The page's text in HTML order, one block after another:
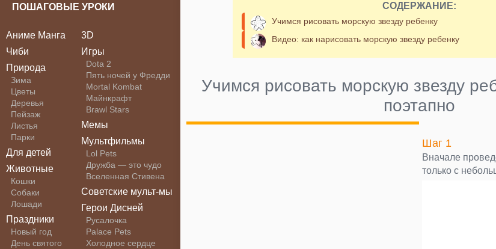
ПОШАГОВЫЕ УРОКИ
Аниме Манга
Чиби
Природа
Зима
Цветы
Деревья
Пейзаж
Листья
Парки
Для детей
Животные
Кошки
Собаки
Лошади
Праздники
Новый год
День святого
3D
Игры
Dota 2
Пять ночей у Фредди
Mortal Kombat
Майнкрафт
Brawl Stars
Мемы
Мультфильмы
Lol Pets
Дружба — это чудо
Вселенная Стивена
Советские мульт-мы
Герои Дисней
Русалочка
Palace Pets
Холодное сердце
СОДЕРЖАНИЕ:
Учимся рисовать морскую звезду ребенку
Видео: как нарисовать морскую звезду ребенку
Учимся рисовать морскую звезду
поэтапно
Шаг 1
Вначале
только с